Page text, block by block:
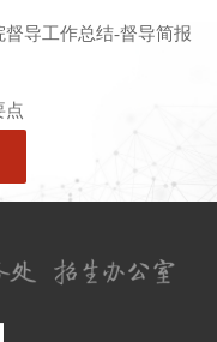
导工作总结-督导简报
点